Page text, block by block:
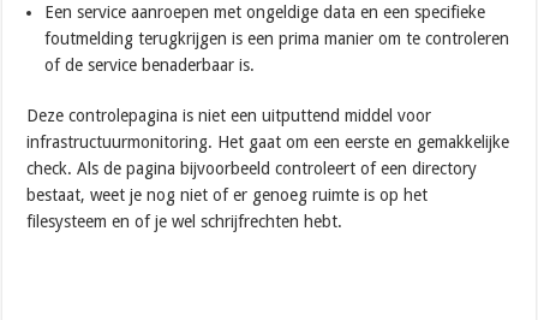
Een service aanroepen met ongeldige data en een specifieke
foutmelding terugkrijgen is een prima manier om te controleren
of de service benaderbaar is.
Deze controlepagina is niet een uitputtend middel voor
infrastructuurmonitoring. Het gaat om een eerste en gemakkelijke
check. Als de pagina bijvoorbeeld controleert of een directory
bestaat, weet je nog niet of er genoeg ruimte is op het
filesysteem en of je wel schrijfrechten hebt.